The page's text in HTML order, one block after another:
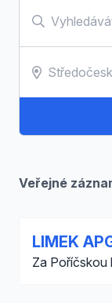
Veřejné
LIMEK
Za Poříčskou